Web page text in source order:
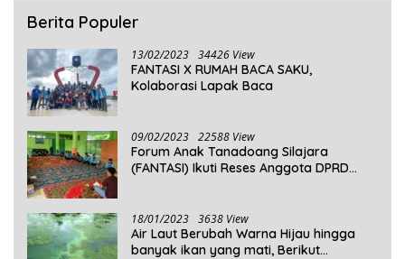
Berita Populer
13/02/2023 34426 View
FANTASI X RUMAH BACA SAKU,
Kolaborasi Lapak Baca
09/02/2023 22588 View
Forum Anak Tanadoang Silajara
(FANTASI) Ikuti Reses Anggota DPRD
18/01/2023 3638 View
Air Laut Berubah Warna Hijau hingga
banyak ikan yang mati, Berikut